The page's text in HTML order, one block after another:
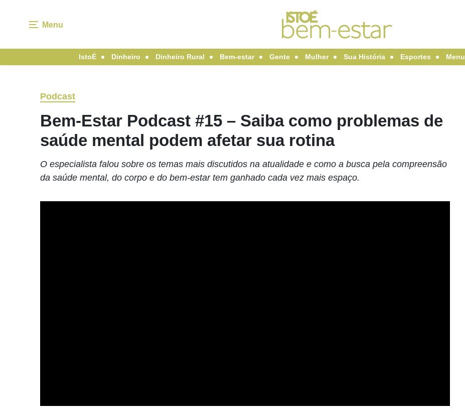
Menu
IstoÉ Dinheiro Dinheiro Rural Bem-estar Gente Mulher Sua História Esportes Menu
Podcast
Bem-Estar Podcast #15 – Saiba como problemas de
saúde mental podem afetar sua rotina
O especialista falou sobre os temas mais discutidos na atualidade e como a busca pela compreensão
da saúde mental, do corpo e do bem-estar tem ganhado cada vez mais espaço.